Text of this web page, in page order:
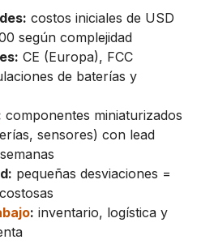
costos iniciales de USD
según complejidad
CE (Europa), FCC
de baterías y
componentes miniaturizados
sensores) con lead
pequeñas desviaciones =
: inventario, logística y